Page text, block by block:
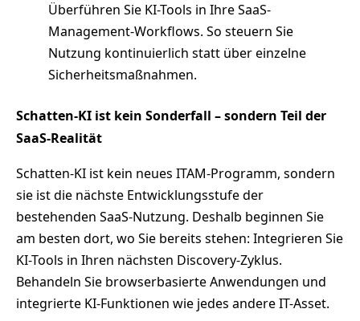
Überführen Sie KI-Tools in Ihre SaaS-
Management-Workflows. So steuern Sie
Nutzung kontinuierlich statt über einzelne
Sicherheitsmaßnahmen.
Schatten-KI ist kein Sonderfall – sondern Teil der
SaaS-Realität
Schatten-KI ist kein neues ITAM-Programm, sondern
sie ist die nächste Entwicklungsstufe der
bestehenden SaaS-Nutzung. Deshalb beginnen Sie
am besten dort, wo Sie bereits stehen: Integrieren Sie
KI-Tools in Ihren nächsten Discovery-Zyklus.
Behandeln Sie browserbasierte Anwendungen und
integrierte KI-Funktionen wie jedes andere IT-Asset.